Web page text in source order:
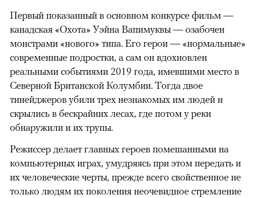
Первый показанный в основном конкурсе фильм —
канадская «Охота» Уэйна Вапимуквы — озабочен
монстрами «нового» типа. Его герои — «нормальные»
современные подростки, а сам он вдохновлен
реальными событиями 2019 года, имевшими место в
Северной Британской Колумбии. Тогда двое
тинейджеров убили трех незнакомых им людей и
скрылись в бескрайних лесах, где потом у реки
обнаружили и их трупы.
Режиссер делает главных героев помешанными на
компьютерных играх, умудряясь при этом передать и
их человеческие черты, прежде всего свойственное не
только людям их поколения неочевидное стремление